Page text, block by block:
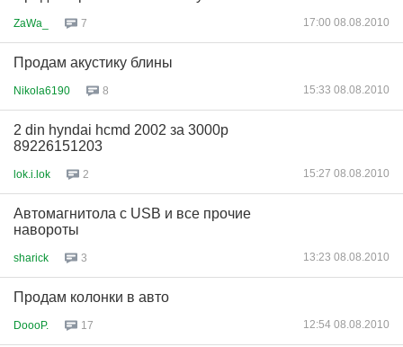
ZaWa_ 7 17:00 08.08.2010
Продам акустику блины
Nikola6190 8 15:33 08.08.2010
2 din hyndai hcmd 2002 за 3000р
89226151203
lok.i.lok 2 15:27 08.08.2010
Автомагнитола с USB и все прочие
навороты
sharick 3 13:23 08.08.2010
Продам колонки в авто
DoooP. 17 12:54 08.08.2010